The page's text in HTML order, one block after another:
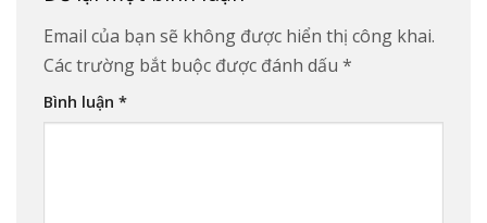
Email của bạn sẽ không được hiển thị công khai.
Các trường bắt buộc được đánh dấu *
Bình luận *